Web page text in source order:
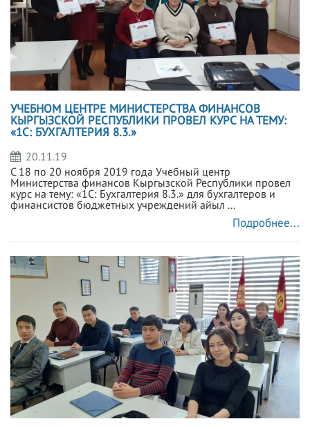
УЧЕБНОМ ЦЕНТРЕ МИНИСТЕРСТВА ФИНАНСОВ
КЫРГЫЗСКОЙ РЕСПУБЛИКИ ПРОВЕЛ КУРС НА ТЕМУ:
«1С: БУХГАЛТЕРИЯ 8.3.»
20.11.19
С 18 по 20 ноября 2019 года Учебный центр
Министерства финансов Кыргызской Республики провел
курс на тему: «1С: Бухгалтерия 8.3.» для бухгалтеров и
финансистов бюджетных учреждений айыл ...
Подробнее...